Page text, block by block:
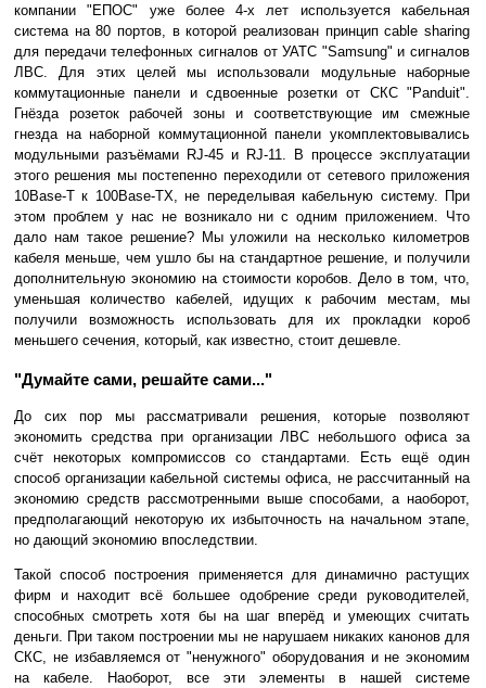
компании "ЕПОС" уже более 4-х лет используется кабельная
система на 80 портов, в которой реализован принцип cable sharing
для передачи телефонных сигналов от УАТС "Samsung" и сигналов
ЛВС. Для этих целей мы использовали модульные наборные
коммутационные панели и сдвоенные розетки от СКС "Panduit".
Гнёзда розеток рабочей зоны и соответствующие им смежные
гнезда на наборной коммутационной панели укомплектовывались
модульными разъёмами RJ-45 и RJ-11. В процессе эксплуатации
этого решения мы постепенно переходили от сетевого приложения
10Base-T к 100Base-TX, не переделывая кабельную систему. При
этом проблем у нас не возникало ни с одним приложением. Что
дало нам такое решение? Мы уложили на несколько километров
кабеля меньше, чем ушло бы на стандартное решение, и получили
дополнительную экономию на стоимости коробов. Дело в том, что,
уменьшая количество кабелей, идущих к рабочим местам, мы
получили возможность использовать для их прокладки короб
меньшего сечения, который, как известно, стоит дешевле.
"Думайте сами, решайте сами..."
До сих пор мы рассматривали решения, которые позволяют
экономить средства при организации ЛВС небольшого офиса за
счёт некоторых компромиссов со стандартами. Есть ещё один
способ организации кабельной системы офиса, не рассчитанный на
экономию средств рассмотренными выше способами, а наоборот,
предполагающий некоторую их избыточность на начальном этапе,
но дающий экономию впоследствии.
Такой способ построения применяется для динамично растущих
фирм и находит всё большее одобрение среди руководителей,
способных смотреть хотя бы на шаг вперёд и умеющих считать
деньги. При таком построении мы не нарушаем никаких канонов для
СКС, не избавляемся от "ненужного" оборудования и не экономим
на кабеле. Наоборот, все эти элементы в нашей системе